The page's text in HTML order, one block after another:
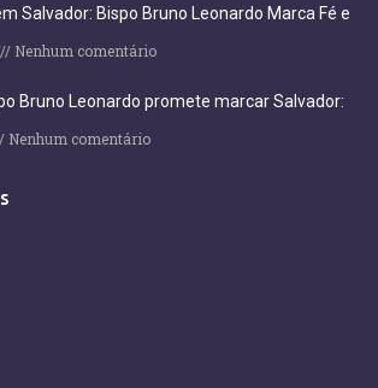
Salvador: Bispo Bruno Leonardo Marca Fé e
Nenhum comentário
Bruno Leonardo promete marcar Salvador:
Nenhum comentário